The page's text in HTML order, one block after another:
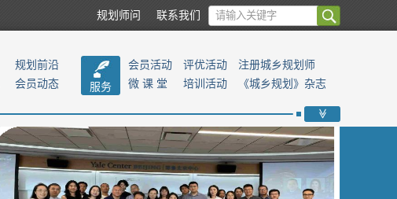
联系我们
规划师问
规划前沿
会员动态 服务
会员活动 评优活动
注册城乡规划师
微 课 堂
培训活动 《城乡规划》杂志
>>